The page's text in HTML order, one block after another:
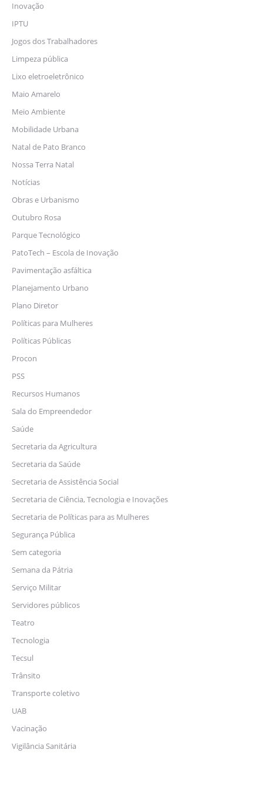
Inovação
IPTU
Jogos dos Trabalhadores
Limpeza pública
Lixo eletroeletrônico
Maio Amarelo
Meio Ambiente
Mobilidade Urbana
Natal de Pato Branco
Nossa Terra Natal
Notícias
Obras e Urbanismo
Outubro Rosa
Parque Tecnológico
PatoTech – Escola de Inovação
Pavimentação asfáltica
Planejamento Urbano
Plano Diretor
Políticas para Mulheres
Políticas Públicas
Procon
PSS
Recursos Humanos
Sala do Empreendedor
Saúde
Secretaria da Agricultura
Secretaria da Saúde
Secretaria de Assistência Social
Secretaria de Ciência, Tecnologia e Inovações
Secretaria de Políticas para as Mulheres
Segurança Pública
Sem categoria
Semana da Pátria
Serviço Militar
Servidores públicos
Teatro
Tecnologia
Tecsul
Trânsito
Transporte coletivo
UAB
Vacinação
Vigilância Sanitária